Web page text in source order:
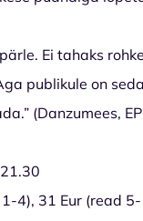
Ei tahaks
publikule on
(Danzumees,
4), 31 Eur (read